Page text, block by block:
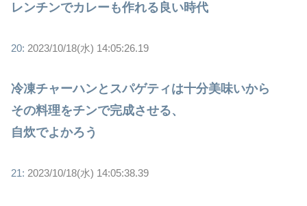
レンチンでカレーも作れる良い時代
20: 2023/10/18(水) 14:05:26.19
冷凍チャーハンとスパゲティは十分美味いから
その料理をチンで完成させる、
自炊でよかろう
21: 2023/10/18(水) 14:05:38.39